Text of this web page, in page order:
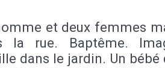
et deux femmes
la rue. Baptême.
dans le jardin. Un bébé